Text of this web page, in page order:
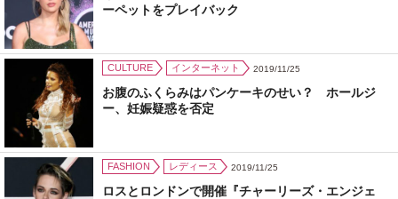
ーペットをプレイバック
CULTURE インターネット 2019/11/25
お腹のふくらみはパンケーキのせい？ ホールジ
ー、妊娠疑惑を否定
FASHION レディース 2019/11/25
ロスとロンドンで開催『チャーリーズ・エンジェ